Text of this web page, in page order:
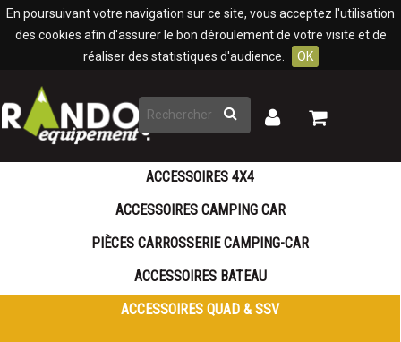
En poursuivant votre navigation sur ce site, vous acceptez l'utilisation
des cookies afin d'assurer le bon déroulement de votre visite et de
réaliser des statistiques d'audience.
OK
Rechercher
Mon
Mon
ACCESSOIRES 4X4
ACCESSOIRES CAMPING CAR
PIÈCES CARROSSERIE CAMPING-CAR
ACCESSOIRES BATEAU
ACCESSOIRES QUAD & SSV
Panneau de gestion des cookies